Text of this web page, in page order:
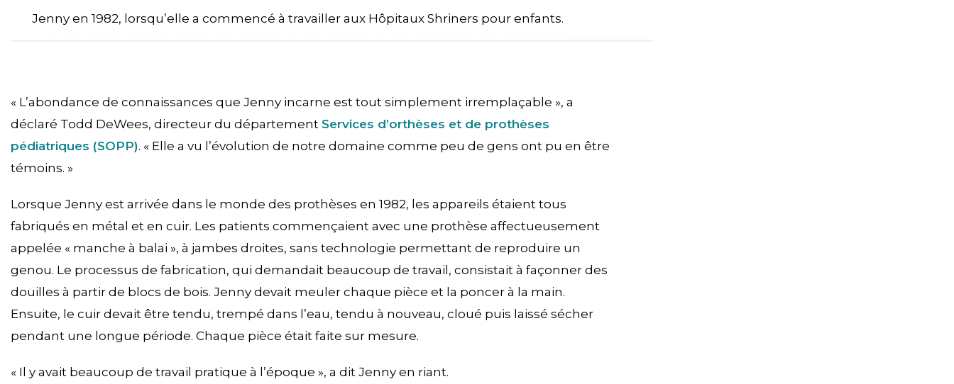
Jenny en 1982, lorsqu’elle a commencé à travailler aux Hôpitaux Shriners pour enfants.
« L’abondance de connaissances que Jenny incarne est tout simplement irremplaçable », a
déclaré Todd DeWees, directeur du département Services d’orthèses et de prothèses
pédiatriques (SOPP). « Elle a vu l’évolution de notre domaine comme peu de gens ont pu en être
témoins. »
Lorsque Jenny est arrivée dans le monde des prothèses en 1982, les appareils étaient tous
fabriqués en métal et en cuir. Les patients commençaient avec une prothèse affectueusement
appelée « manche à balai », à jambes droites, sans technologie permettant de reproduire un
genou. Le processus de fabrication, qui demandait beaucoup de travail, consistait à façonner des
douilles à partir de blocs de bois. Jenny devait meuler chaque pièce et la poncer à la main.
Ensuite, le cuir devait être tendu, trempé dans l’eau, tendu à nouveau, cloué puis laissé sécher
pendant une longue période. Chaque pièce était faite sur mesure.
« Il y avait beaucoup de travail pratique à l’époque », a dit Jenny en riant.